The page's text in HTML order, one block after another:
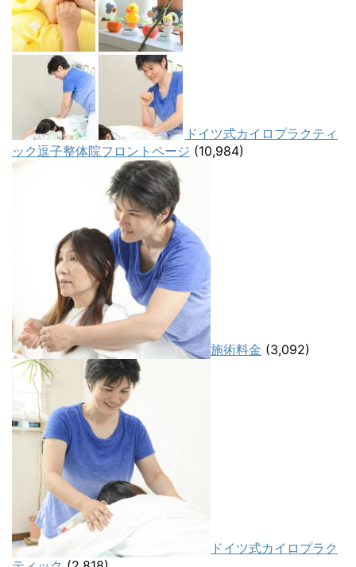
ドイツ式カイロプラクティ
ック逗子整体院フロントページ (10,984)
施術料金 (3,092)
ドイツ式カイロプラク